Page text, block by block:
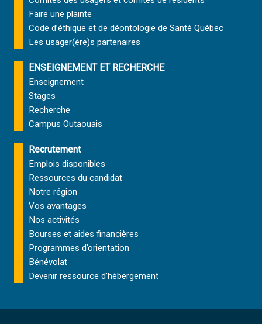
Faire une plainte
Code d’éthique et de déontologie de Santé Québec
Les usager(ère)s partenaires
ENSEIGNEMENT ET RECHERCHE
Enseignement
Stages
Recherche
Campus Outaouais
Recrutement
Emplois disponibles
Ressources du candidat
Notre région
Vos avantages
Nos activités
Bourses et aides financières
Programmes d’orientation
Bénévolat
Devenir ressource d’hébergement